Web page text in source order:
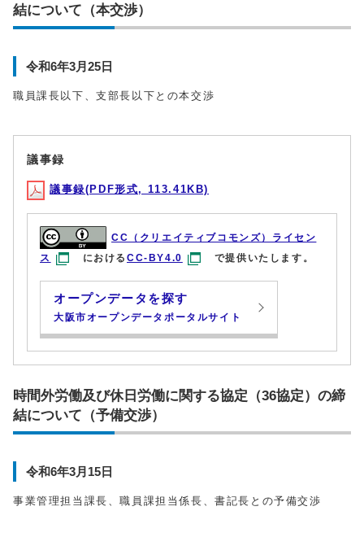
結について（本交渉）
令和6年3月25日
職員課長以下、支部長以下との本交渉
議事録
議事録(PDF形式, 113.41KB)
CC（クリエイティブコモンズ）ライセン
ス
におけるCC-BY4.0 で提供いたします。
オープンデータを探す
大阪市オープンデータポータルサイト
時間外労働及び休日労働に関する協定（36協定）の締
結について（予備交渉）
令和6年3月15日
事業管理担当課長、職員課担当係長、書記長との予備交渉